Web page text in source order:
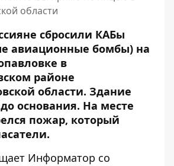
области
сбросили КАБы
авиационные бомбы) на
в
районе
области. Здание
основания. На месте
пожар, который
Информатор со